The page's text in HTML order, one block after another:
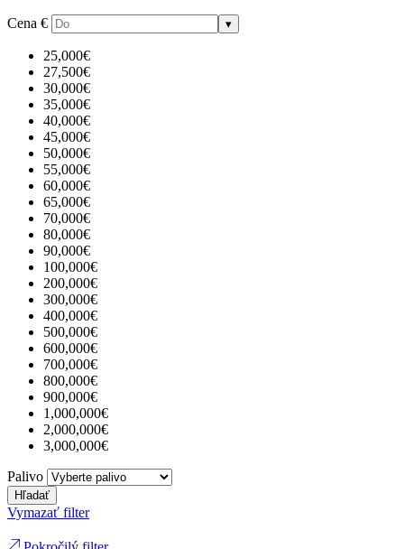
Cena € ▾
25,000€
27,500€
30,000€
35,000€
40,000€
45,000€
50,000€
55,000€
60,000€
65,000€
70,000€
80,000€
90,000€
100,000€
200,000€
300,000€
400,000€
500,000€
600,000€
700,000€
800,000€
900,000€
1,000,000€
2,000,000€
3,000,000€
Palivo
Hľadať
Vymazať filter